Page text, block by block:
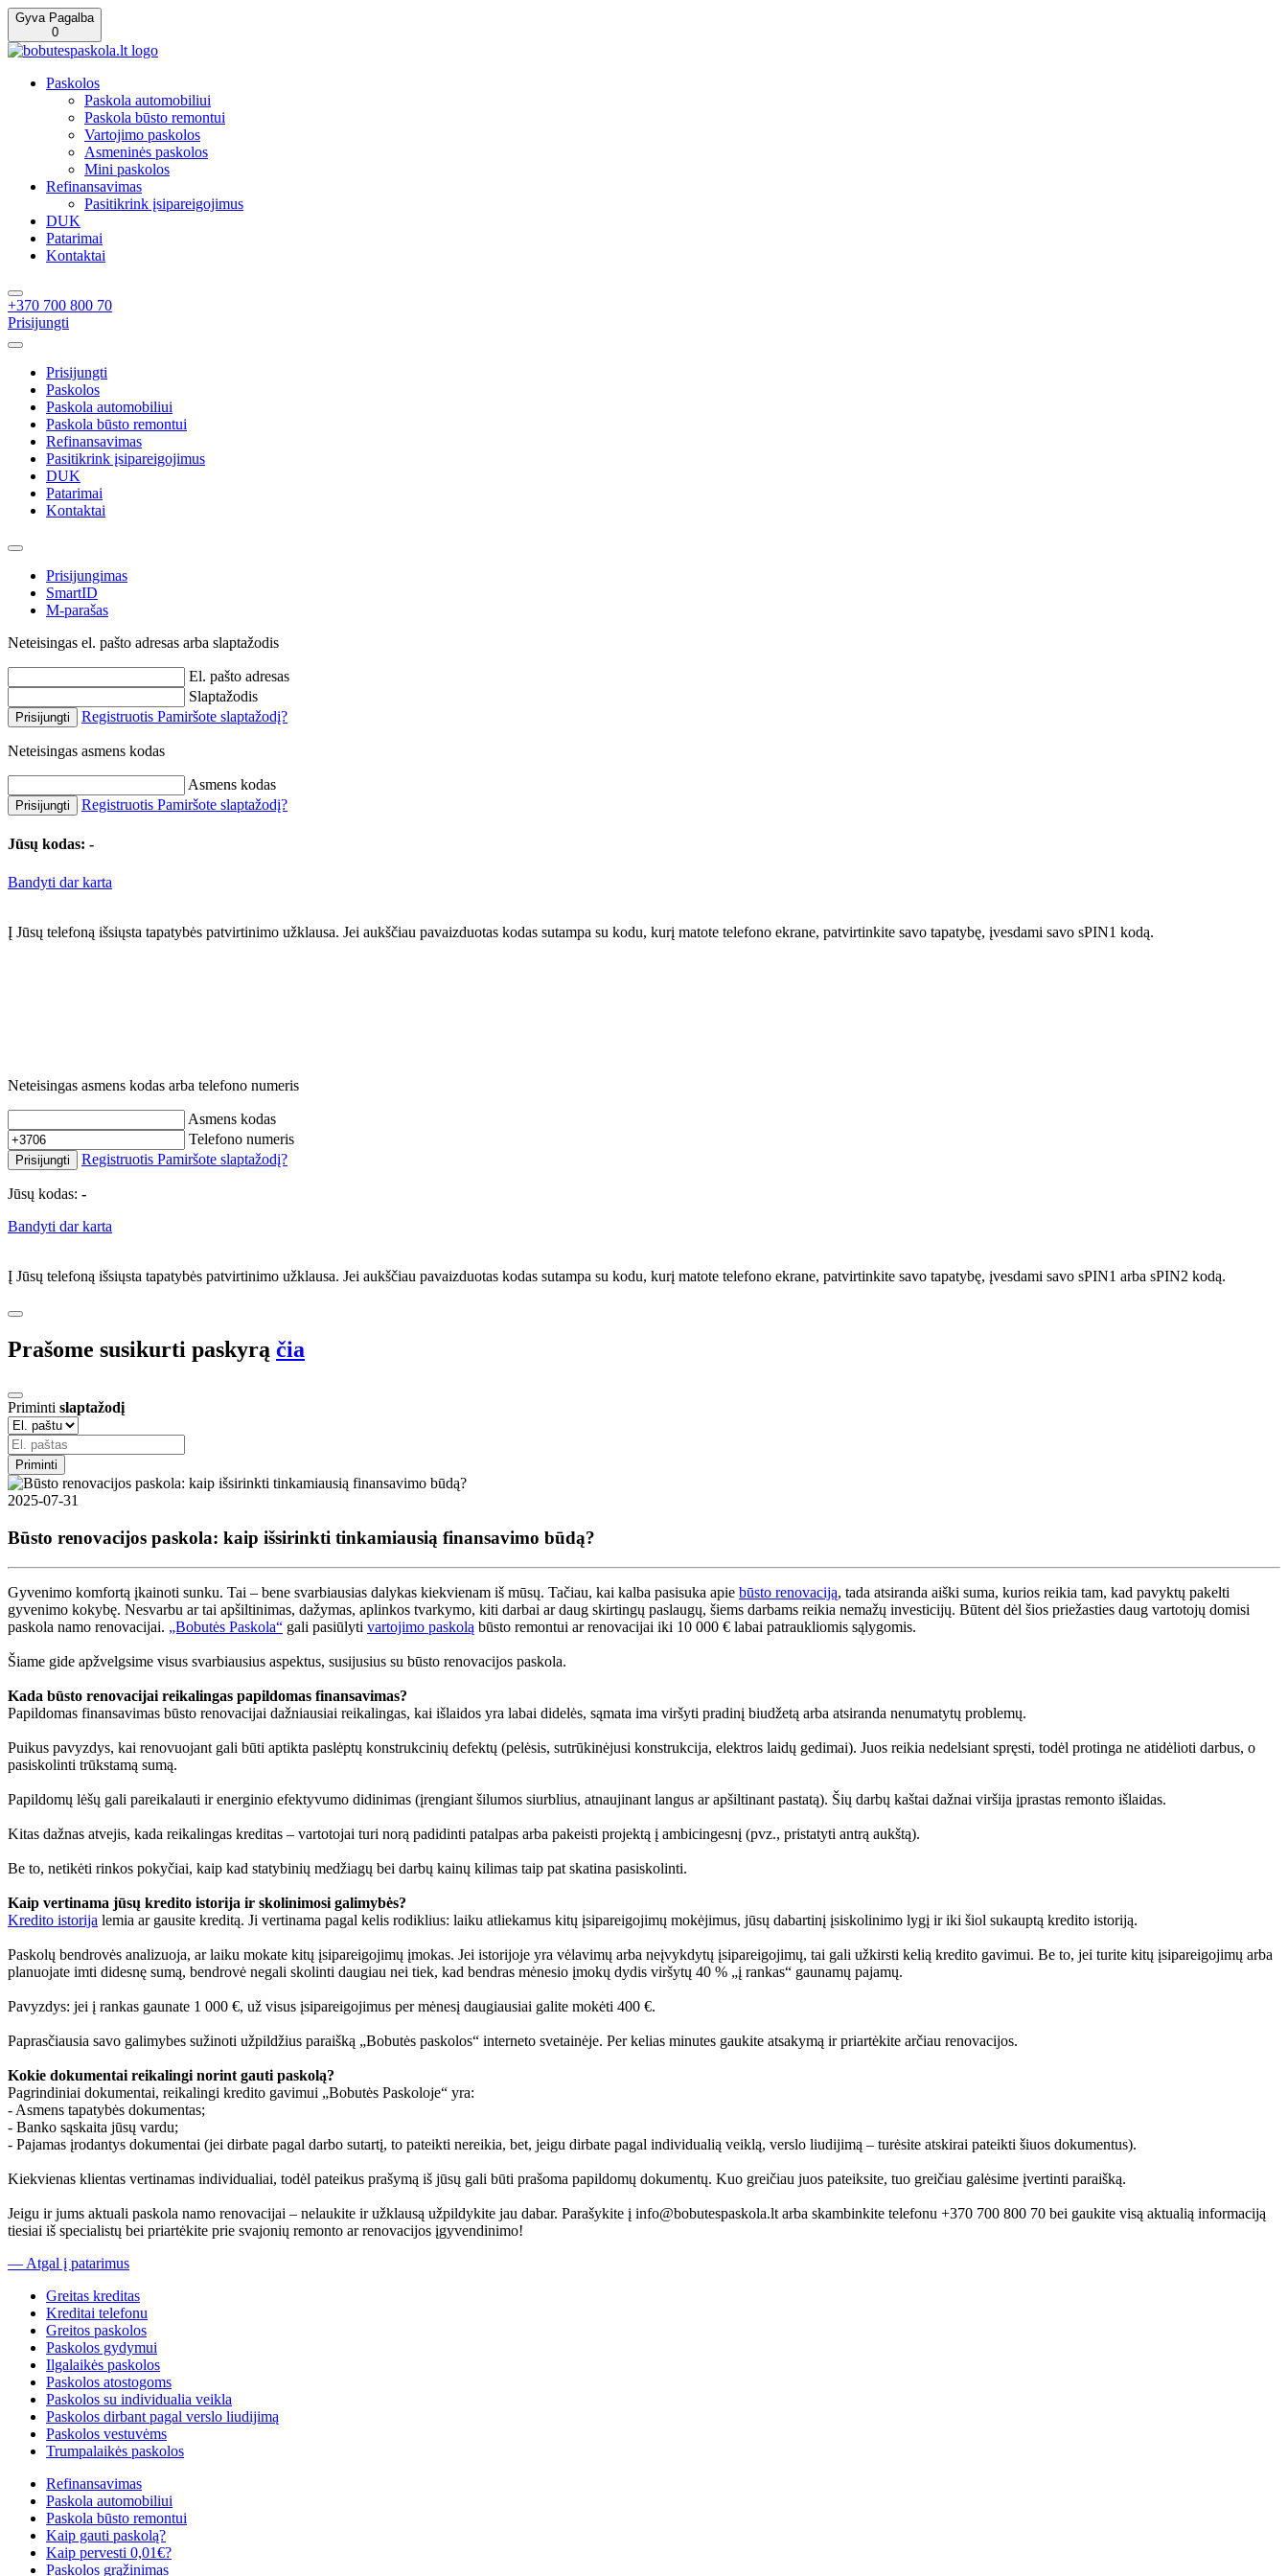
Gyva Pagalba
0
Paskolos
Paskola automobiliui
Paskola būsto remontui
Vartojimo paskolos
Asmeninės paskolos
Mini paskolos
Refinansavimas
Pasitikrink įsipareigojimus
DUK
Patarimai
Kontaktai
+370 700 800 70
Prisijungti
Prisijungti
Paskolos
Paskola automobiliui
Paskola būsto remontui
Refinansavimas
Pasitikrink įsipareigojimus
DUK
Patarimai
Kontaktai
Prisijungimas
SmartID
M-parašas
Neteisingas el. pašto adresas arba slaptažodis
El. pašto adresas
Slaptažodis
Prisijungti Registruotis Pamiršote slaptažodį?
Neteisingas asmens kodas
Asmens kodas
Prisijungti Registruotis Pamiršote slaptažodį?
Jūsų kodas: -
Bandyti dar karta
Į Jūsų telefoną išsiųsta tapatybės patvirtinimo užklausa. Jei aukščiau pavaizduotas kodas sutampa su kodu, kurį matote telefono ekrane, patvirtinkite savo tapatybę, įvesdami savo sPIN1 kodą.
Neteisingas asmens kodas arba telefono numeris
Asmens kodas
Telefono numeris
Prisijungti Registruotis Pamiršote slaptažodį?
Jūsų kodas: -
Bandyti dar karta
Į Jūsų telefoną išsiųsta tapatybės patvirtinimo užklausa. Jei aukščiau pavaizduotas kodas sutampa su kodu, kurį matote telefono ekrane, patvirtinkite savo tapatybę, įvesdami savo sPIN1 arba sPIN2 kodą.
Prašome susikurti paskyrą čia
Priminti slaptažodį
Priminti
2025-07-31
Būsto renovacijos paskola: kaip išsirinkti tinkamiausią finansavimo būdą?
Gyvenimo komfortą įkainoti sunku. Tai – bene svarbiausias dalykas kiekvienam iš mūsų. Tačiau, kai kalba pasisuka apie būsto renovaciją, tada atsiranda aiški suma, kurios reikia tam, kad pavyktų pakelti
gyvenimo kokybę. Nesvarbu ar tai apšiltinimas, dažymas, aplinkos tvarkymo, kiti darbai ar daug skirtingų paslaugų, šiems darbams reikia nemažų investicijų. Būtent dėl šios priežasties daug vartotojų domisi
paskola namo renovacijai. „Bobutės Paskola“ gali pasiūlyti vartojimo paskolą būsto remontui ar renovacijai iki 10 000 € labai patraukliomis sąlygomis.
Šiame gide apžvelgsime visus svarbiausius aspektus, susijusius su būsto renovacijos paskola.
Kada būsto renovacijai reikalingas papildomas finansavimas?
Papildomas finansavimas būsto renovacijai dažniausiai reikalingas, kai išlaidos yra labai didelės, sąmata ima viršyti pradinį biudžetą arba atsiranda nenumatytų problemų.
Puikus pavyzdys, kai renovuojant gali būti aptikta paslėptų konstrukcinių defektų (pelėsis, sutrūkinėjusi konstrukcija, elektros laidų gedimai). Juos reikia nedelsiant spręsti, todėl protinga ne atidėlioti darbus, o
pasiskolinti trūkstamą sumą.
Papildomų lėšų gali pareikalauti ir energinio efektyvumo didinimas (įrengiant šilumos siurblius, atnaujinant langus ar apšiltinant pastatą). Šių darbų kaštai dažnai viršija įprastas remonto išlaidas.
Kitas dažnas atvejis, kada reikalingas kreditas – vartotojai turi norą padidinti patalpas arba pakeisti projektą į ambicingesnį (pvz., pristatyti antrą aukštą).
Be to, netikėti rinkos pokyčiai, kaip kad statybinių medžiagų bei darbų kainų kilimas taip pat skatina pasiskolinti.
Kaip vertinama jūsų kredito istorija ir skolinimosi galimybės?
Kredito istorija lemia ar gausite kreditą. Ji vertinama pagal kelis rodiklius: laiku atliekamus kitų įsipareigojimų mokėjimus, jūsų dabartinį įsiskolinimo lygį ir iki šiol sukauptą kredito istoriją.
Paskolų bendrovės analizuoja, ar laiku mokate kitų įsipareigojimų įmokas. Jei istorijoje yra vėlavimų arba neįvykdytų įsipareigojimų, tai gali užkirsti kelią kredito gavimui. Be to, jei turite kitų įsipareigojimų arba
planuojate imti didesnę sumą, bendrovė negali skolinti daugiau nei tiek, kad bendras mėnesio įmokų dydis viršytų 40 % „į rankas“ gaunamų pajamų.
Pavyzdys: jei į rankas gaunate 1 000 €, už visus įsipareigojimus per mėnesį daugiausiai galite mokėti 400 €.
Paprasčiausia savo galimybes sužinoti užpildžius paraišką „Bobutės paskolos“ interneto svetainėje. Per kelias minutes gaukite atsakymą ir priartėkite arčiau renovacijos.
Kokie dokumentai reikalingi norint gauti paskolą?
Pagrindiniai dokumentai, reikalingi kredito gavimui „Bobutės Paskoloje“ yra:
- Asmens tapatybės dokumentas;
- Banko sąskaita jūsų vardu;
- Pajamas įrodantys dokumentai (jei dirbate pagal darbo sutartį, to pateikti nereikia, bet, jeigu dirbate pagal individualią veiklą, verslo liudijimą – turėsite atskirai pateikti šiuos dokumentus).
Kiekvienas klientas vertinamas individualiai, todėl pateikus prašymą iš jūsų gali būti prašoma papildomų dokumentų. Kuo greičiau juos pateiksite, tuo greičiau galėsime įvertinti paraišką.
Jeigu ir jums aktuali paskola namo renovacijai – nelaukite ir užklausą užpildykite jau dabar. Parašykite į info@bobutespaskola.lt arba skambinkite telefonu +370 700 800 70 bei gaukite visą aktualią informaciją
tiesiai iš specialistų bei priartėkite prie svajonių remonto ar renovacijos įgyvendinimo!
— Atgal į patarimus
Greitas kreditas
Kreditai telefonu
Greitos paskolos
Paskolos gydymui
Ilgalaikės paskolos
Paskolos atostogoms
Paskolos su individualia veikla
Paskolos dirbant pagal verslo liudijimą
Paskolos vestuvėms
Trumpalaikės paskolos
Refinansavimas
Paskola automobiliui
Paskola būsto remontui
Kaip gauti paskolą?
Kaip pervesti 0,01€?
Paskolos grąžinimas